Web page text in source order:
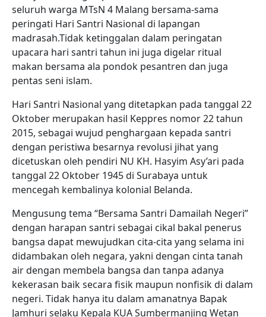
seluruh warga MTsN 4 Malang bersama-sama
peringati Hari Santri Nasional di lapangan
madrasah.Tidak ketinggalan dalam peringatan
upacara hari santri tahun ini juga digelar ritual
makan bersama ala pondok pesantren dan juga
pentas seni islam.
Hari Santri Nasional yang ditetapkan pada tanggal 22
Oktober merupakan hasil Keppres nomor 22 tahun
2015, sebagai wujud penghargaan kepada santri
dengan peristiwa besarnya revolusi jihat yang
dicetuskan oleh pendiri NU KH. Hasyim Asy’ari pada
tanggal 22 Oktober 1945 di Surabaya untuk
mencegah kembalinya kolonial Belanda.
Mengusung tema “Bersama Santri Damailah Negeri”
dengan harapan santri sebagai cikal bakal penerus
bangsa dapat mewujudkan cita-cita yang selama ini
didambakan oleh negara, yakni dengan cinta tanah
air dengan membela bangsa dan tanpa adanya
kekerasan baik secara fisik maupun nonfisik di dalam
negeri. Tidak hanya itu dalam amanatnya Bapak
Jamhuri selaku Kepala KUA Sumbermanjing Wetan